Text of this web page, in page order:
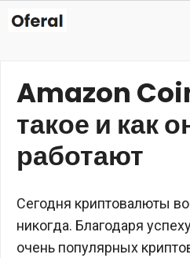
Перейти
Amazon
такое и как
работают
Сегодня криптовалюты
никогда. Благодаря
очень популярных